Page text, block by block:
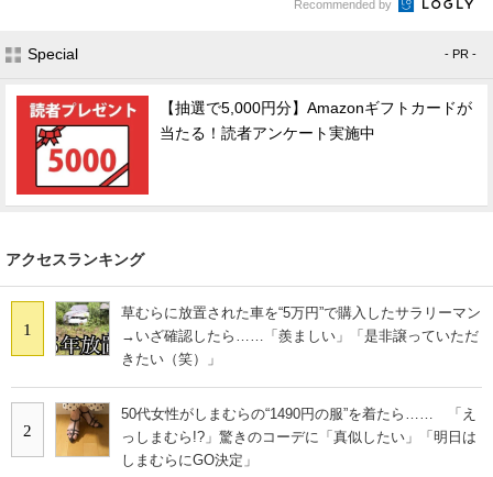
Recommended by
Special - PR -
【抽選で5,000円分】Amazonギフトカードが
当たる！読者アンケート実施中
アクセスランキング
1
草むらに放置された車を“5万円”で購入したサラリーマン
→いざ確認したら……「羨ましい」「是非譲っていただ
きたい（笑）」
2
50代女性がしまむらの“1490円の服”を着たら…… 「え
っしまむら!?」驚きのコーデに「真似したい」「明日は
しまむらにGO決定」